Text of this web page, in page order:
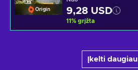
Origin 9,28 USD
11% grįžta
Įkelti daugiau